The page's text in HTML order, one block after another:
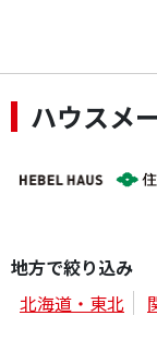
ハウスメ
地方で絞り込み
北海道・東北